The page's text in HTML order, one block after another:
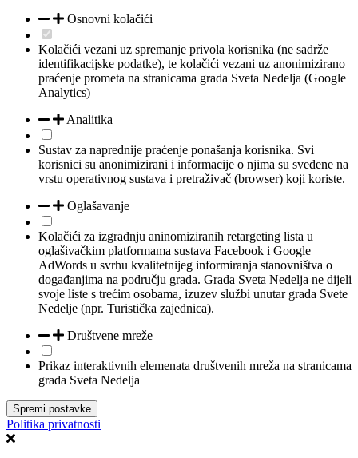
Osnovni kolačići
Kolačići vezani uz spremanje privola korisnika (ne sadrže
identifikacijske podatke), te kolačići vezani uz anonimizirano
praćenje prometa na stranicama grada Sveta Nedelja (Google
Analytics)
Analitika
Sustav za naprednije praćenje ponašanja korisnika. Svi
korisnici su anonimizirani i informacije o njima su svedene na
vrstu operativnog sustava i pretraživač (browser) koji koriste.
Oglašavanje
Kolačići za izgradnju aninomiziranih retargeting lista u
oglašivačkim platformama sustava Facebook i Google
AdWords u svrhu kvalitetnijeg informiranja stanovništva o
događanjima na području grada. Grada Sveta Nedelja ne dijeli
svoje liste s trećim osobama, izuzev službi unutar grada Svete
Nedelje (npr. Turistička zajednica).
Društvene mreže
Prikaz interaktivnih elemenata društvenih mreža na stranicama
grada Sveta Nedelja
Spremi postavke
Politika privatnosti